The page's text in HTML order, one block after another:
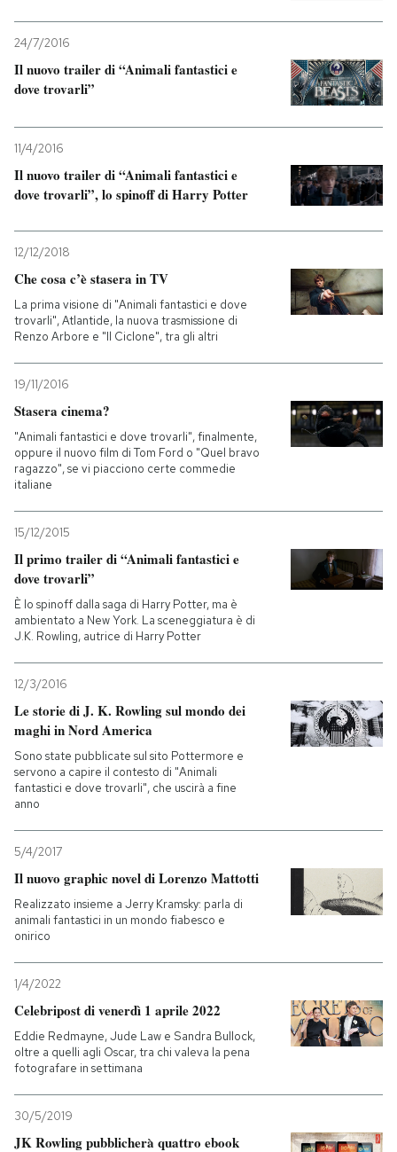
24/7/2016
Il nuovo trailer di “Animali fantastici e
dove trovarli”
11/4/2016
Il nuovo trailer di “Animali fantastici e
dove trovarli”, lo spinoff di Harry Potter
12/12/2018
Che cosa c’è stasera in TV
La prima visione di "Animali fantastici e dove
trovarli", Atlantide, la nuova trasmissione di
Renzo Arbore e "Il Ciclone", tra gli altri
19/11/2016
Stasera cinema?
"Animali fantastici e dove trovarli", finalmente,
oppure il nuovo film di Tom Ford o "Quel bravo
ragazzo", se vi piacciono certe commedie
italiane
15/12/2015
Il primo trailer di “Animali fantastici e
dove trovarli”
È lo spinoff dalla saga di Harry Potter, ma è
ambientato a New York. La sceneggiatura è di
J.K. Rowling, autrice di Harry Potter
12/3/2016
Le storie di J. K. Rowling sul mondo dei
maghi in Nord America
Sono state pubblicate sul sito Pottermore e
servono a capire il contesto di "Animali
fantastici e dove trovarli", che uscirà a fine
anno
5/4/2017
Il nuovo graphic novel di Lorenzo Mattotti
Realizzato insieme a Jerry Kramsky: parla di
animali fantastici in un mondo fiabesco e
onirico
1/4/2022
Celebripost di venerdì 1 aprile 2022
Eddie Redmayne, Jude Law e Sandra Bullock,
oltre a quelli agli Oscar, tra chi valeva la pena
fotografare in settimana
30/5/2019
JK Rowling pubblicherà quattro ebook